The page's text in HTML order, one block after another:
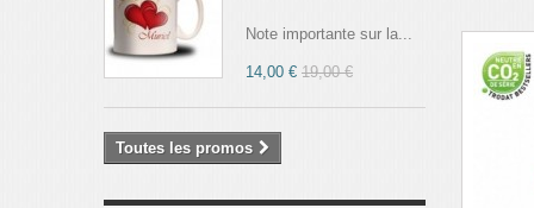
Note importante sur la...
14,00 € 19,00 €
Toutes les promos